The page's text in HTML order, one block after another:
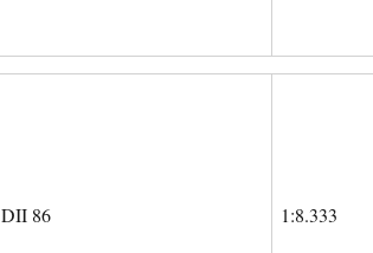
DII 86 1:8.333